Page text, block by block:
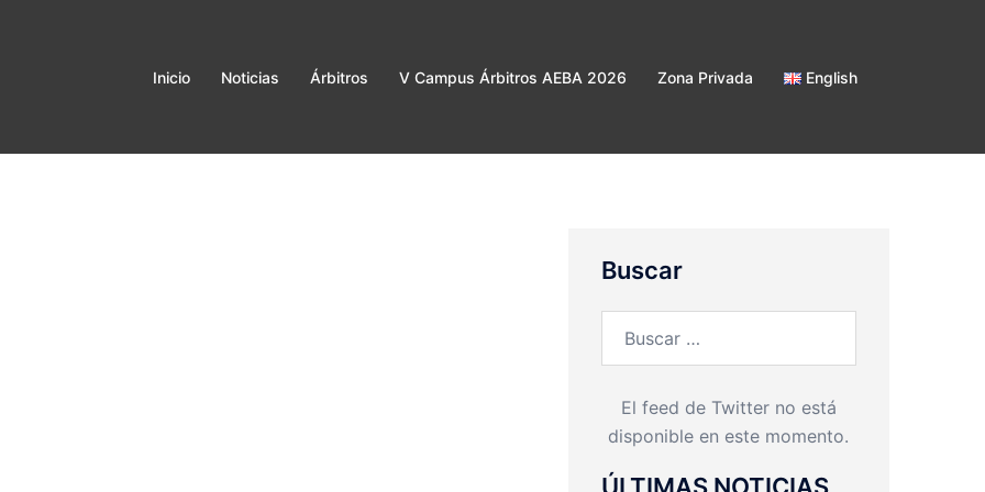
Inicio Noticias Árbitros V Campus Árbitros AEBA 2026 Zona Privada English
Buscar
El feed de Twitter no está
disponible en este momento.